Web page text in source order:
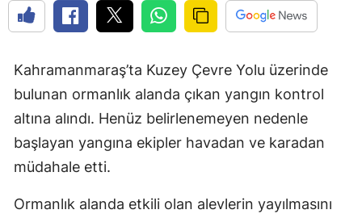
Kahramanmaraş’ta Kuzey Çevre Yolu üzerinde
bulunan ormanlık alanda çıkan yangın kontrol
altına alındı. Henüz belirlenemeyen nedenle
başlayan yangına ekipler havadan ve karadan
müdahale etti.
Ormanlık alanda etkili olan alevlerin yayılmasını